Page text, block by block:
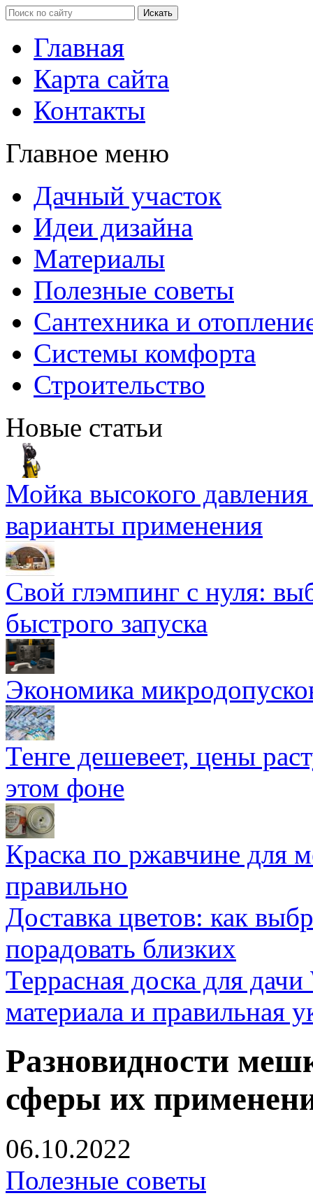
Главная
Карта сайта
Контакты
Главное меню
Дачный участок
Идеи дизайна
Материалы
Полезные советы
Сантехника и
Системы комфорта
Строительство
Новые статьи
Мойка высокого
варианты применения
Свой глэмпинг с нуля:
быстрого запуска
Экономика
Тенге дешевеет, цены
этом фоне
Краска по ржавчине для
правильно
Доставка цветов: как
порадовать близких
Террасная доска для
материала и правильная
Разновидности
сферы их
06.10.2022
Полезные советы